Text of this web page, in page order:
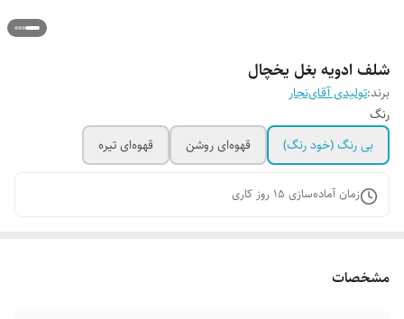
شلف ادویه بغل یخچال
برند:تولیدی آقای‌نجار
رنگ
بی رنگ (خود رنگ)
قهوه‌ای روشن قهوه‌ای تیره
زمان آماده‌سازی 15 روز کاری
مشخصات